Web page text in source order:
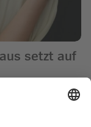
setzt auf